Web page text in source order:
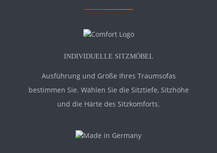
INDIVIDUELLE SITZMÖBEL
Ausführung und Größe Ihres Traumsofas
bestimmen Sie. Wählen Sie die Sitztiefe, Sitzhöhe
und die Härte des Sitzkomforts.